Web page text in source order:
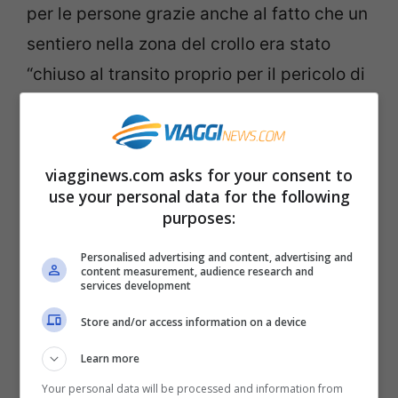
per le persone grazie anche al fatto che un
sentiero nella zona del crollo era stato
“chiuso al transito proprio per il pericolo di
sindaco. Sulla zona della frana è stato
effettuato un sopralluogo in elicottero.
Il crollo potrebbe essere stato causato dal
ciclo gelo-disgelo, come ha spiegato
Davide Bertolo, dirigente della Struttura
attività geologiche, dopo aver il
crollo di alcune migliaia di metri cubi
viagginews.com asks for your consent to
use your personal data for the following
purposes:
Personalised advertising and content, advertising and
content measurement, audience research and
services development
Store and/or access information on a device
Learn more
Your personal data will be processed and information from